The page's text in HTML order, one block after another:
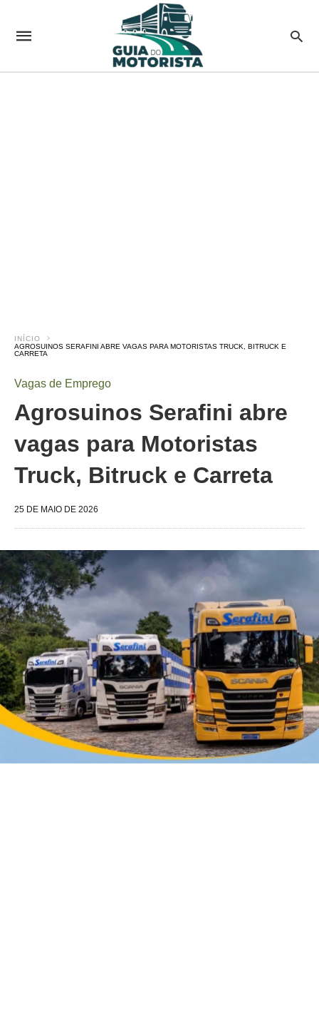
INÍCIO
AGROSUINOS SERAFINI ABRE VAGAS PARA MOTORISTAS TRUCK, BITRUCK E
CARRETA
Vagas de Emprego
Agrosuinos Serafini abre
vagas para Motoristas
Truck, Bitruck e Carreta
25 DE MAIO DE 2026